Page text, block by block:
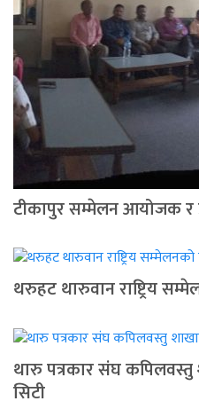
टीकापुर सम्मेलन आयोजक र
थरुहट थारुवान राष्ट्रिय
थारु पत्रकार संघ कपिलवस्तु
सिटी